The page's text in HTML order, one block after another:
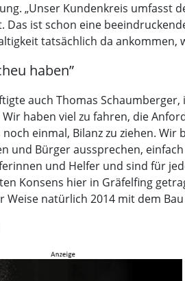
„Unser Kundenkreis umfasst
Das ist schon eine
tatsächlich da ankommen,
haben”
auch Thomas
Wir haben viel zu fahren, die
noch einmal, Bilanz zu ziehen.
und Bürger aussprechen,
und Helfer und sind für
Konsens hier in Gräfelfing
Weise natürlich 2014 mit dem